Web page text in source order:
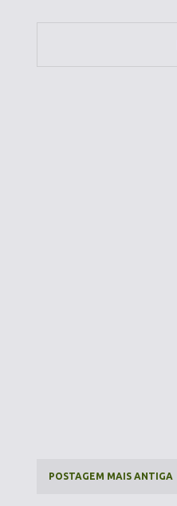
POSTAGEM MAIS ANTIGA